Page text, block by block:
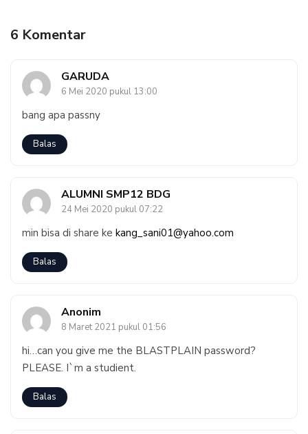
6 Komentar
GARUDA
6 Mei 2020 pukul 13:00
bang apa passny
Balas
ALUMNI SMP12 BDG
24 Mei 2020 pukul 07:22
min bisa di share ke kang_sani01@yahoo.com
Balas
Anonim
8 Maret 2021 pukul 01:56
hi…can you give me the BLASTPLAIN password?
PLEASE. I`m a studient.
Balas